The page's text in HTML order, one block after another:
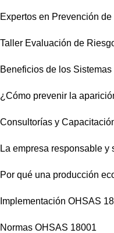
Expertos en Prevención
Taller Evaluación de
Beneficios de los
¿Cómo prevenir la
Consultorías y
La empresa responsable
Por qué una producción
Implementación OHSAS
Normas OHSAS 18001